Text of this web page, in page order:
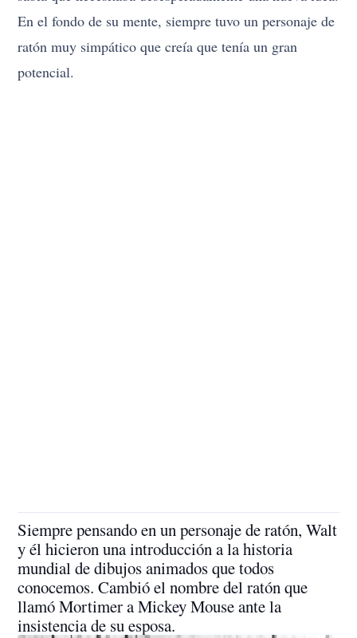
En el fondo de su mente, siempre tuvo un personaje de
ratón muy simpático que creía que tenía un gran
potencial.
Siempre pensando en un personaje de ratón, Walt
y él hicieron una introducción a la historia
mundial de dibujos animados que todos
conocemos. Cambió el nombre del ratón que
llamó Mortimer a Mickey Mouse ante la
insistencia de su esposa.